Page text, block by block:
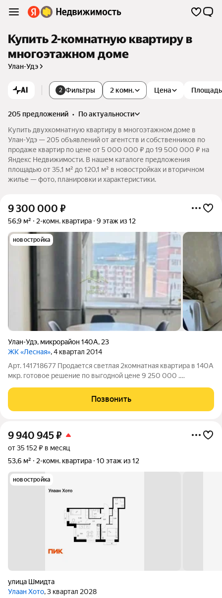
Купить 2-комнатную квартиру в
многоэтажном доме
Улан-Удэ
AI 2 Фильтры 2 комн. Цена Площадь
205 предложений •
по актуальности
Купить двухкомнатную квартиру в многоэтажном доме в
Улан-Удэ — 205 объявлений от агентств и собственников по
продаже квартир по цене от 5 000 000 ₽ до 19 500 000 ₽ на
Яндекс Недвижимости. В нашем каталоге предложения
площадью от 35,1 м² до 120,1 м² в новостройках и вторичном
жилье — фото, планировки и характеристики.
9 300 000 ₽
56,9 м² 2-комн. квартира 9 этаж из 12
новостройка
Улан-Удэ, микрорайон 140А, 23
ЖК «Лесная», 4 квартал 2014
Арт. 141718677 Продается светлая 2комнатная квартира в 140А
мкр. готовое решение по выгодной цене 9 250 000 .
монолитный дом 2015 года, прямая продажа быстрый выход на
сделку, все документы
Позвонить
9 940 945₽
от 35 152 ₽ в месяц
53,6 м²
2-комн. квартира 10 этаж из 12
новостройка
улица Шмидта
Улаан Хото, 3 квартал 2028